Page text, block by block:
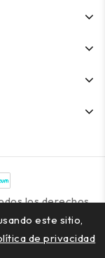
este sitio,
de privacidad
los derechos